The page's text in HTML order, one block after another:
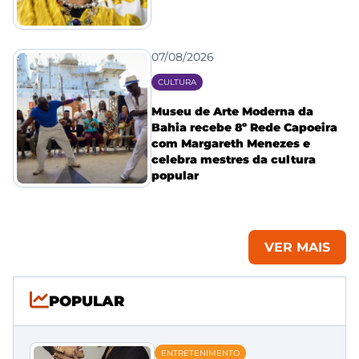
07/08/2026
CULTURA
Museu de Arte Moderna da
Bahia recebe 8º Rede Capoeira
com Margareth Menezes e
celebra mestres da cultura
popular
VER MAIS
POPULAR
ENTRETENIMENTO